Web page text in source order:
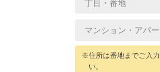
※住所は番地までご入
い。